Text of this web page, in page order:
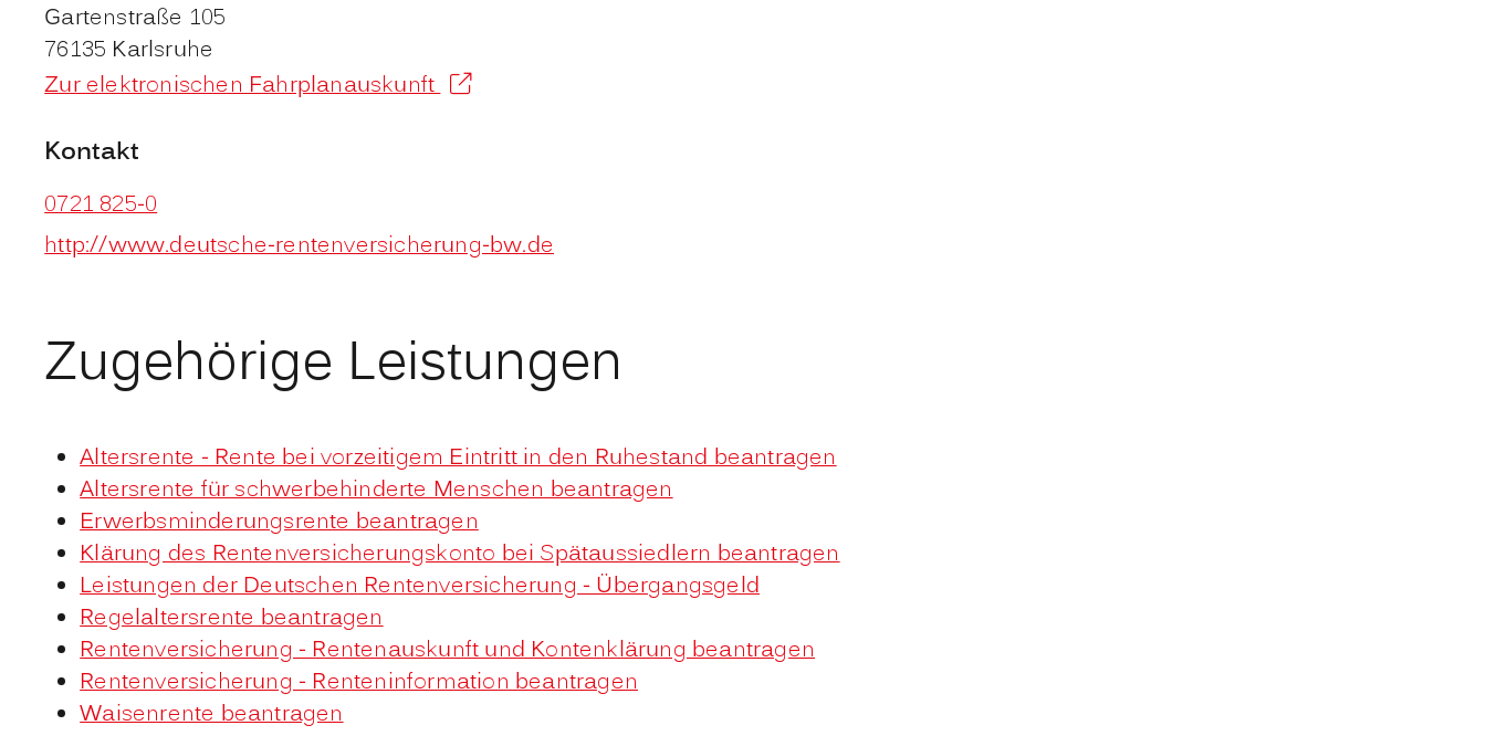
Gartenstraße 105
76135 Karlsruhe
Zur elektronischen Fahrplanauskunft
Kontakt
0721 825-0
http://www.deutsche-rentenversicherung-bw.de
Zugehörige Leistungen
Altersrente - Rente bei vorzeitigem Eintritt in den Ruhestand beantragen
Altersrente für schwerbehinderte Menschen beantragen
Erwerbsminderungsrente beantragen
Klärung des Rentenversicherungskonto bei Spätaussiedlern beantragen
Leistungen der Deutschen Rentenversicherung - Übergangsgeld
Regelaltersrente beantragen
Rentenversicherung - Rentenauskunft und Kontenklärung beantragen
Rentenversicherung - Renteninformation beantragen
Waisenrente beantragen